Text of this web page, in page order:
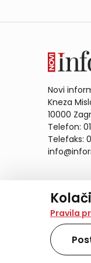
Na našoj
također
obradu
Pravila
Novi
Kneza
10000
Telefon:
Telefaks: